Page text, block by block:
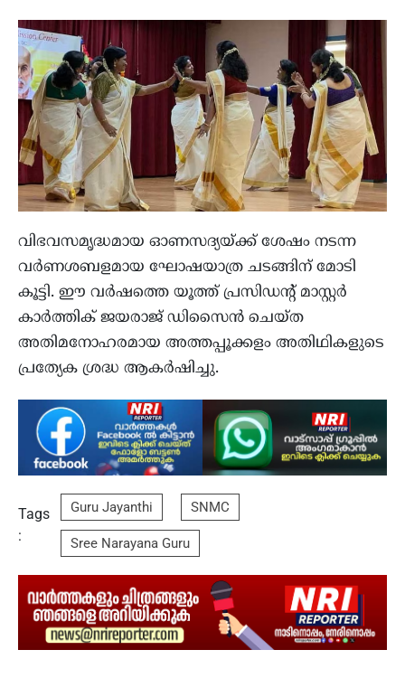
വിഭവസമൃദ്ധമായ ഓണസദ്യയ്ക്ക് ശേഷം നടന്ന
വർണശബളമായ ഘോഷയാത്ര ചടങ്ങിന് മോടി
കൂട്ടി. ഈ വർഷത്തെ യൂത്ത് പ്രസിഡന്റ് മാസ്റ്റർ
കാർത്തിക് ജയരാജ് ഡിസൈൻ ചെയ്ത
അതിമനോഹരമായ അത്തപ്പൂക്കളം അതിഥികളുടെ
പ്രത്യേക ശ്രദ്ധ ആകർഷിച്ചു.
Tags
:
Guru Jayanthi SNMC
Sree Narayana Guru